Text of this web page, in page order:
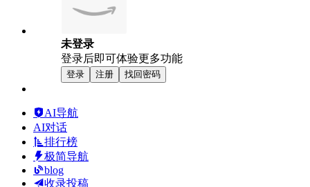
未登录
登录后即可体验更多功能
登录 注册 找回密码
AI导航
AI对话
排行榜
极简导航
blog
收录投稿